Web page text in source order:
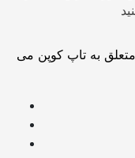
به تاپ کوپن می